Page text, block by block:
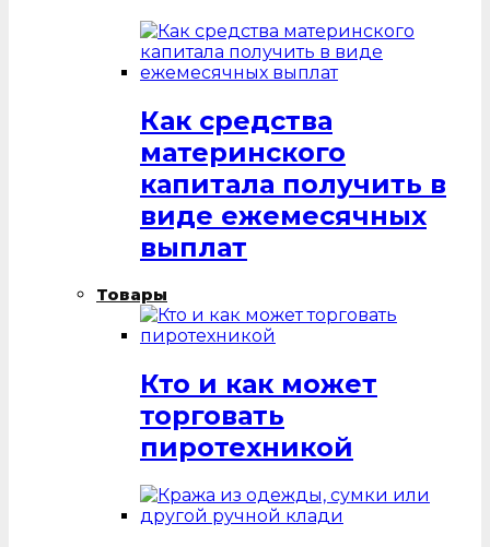
Как средства
материнского
капитала получить в
виде ежемесячных
выплат
Товары
Кто и как может
торговать
пиротехникой